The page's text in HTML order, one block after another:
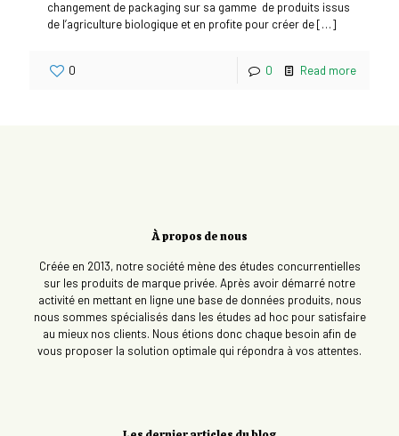
changement de packaging sur sa gamme de produits issus
de l’agriculture biologique et en profite pour créer de[…]
0 0 Read more
À propos de nous
Créée en 2013, notre société mène des études concurrentielles
sur les produits de marque privée. Après avoir démarré notre
activité en mettant en ligne une base de données produits, nous
nous sommes spécialisés dans les études ad hoc pour satisfaire
au mieux nos clients. Nous étions donc chaque besoin afin de
vous proposer la solution optimale qui répondra à vos attentes.